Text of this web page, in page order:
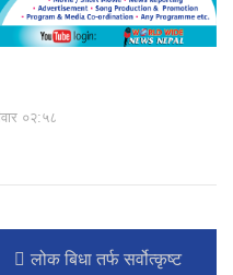
०२:५८
लोक बिधा तर्फ सर्वोत्कृष्ट